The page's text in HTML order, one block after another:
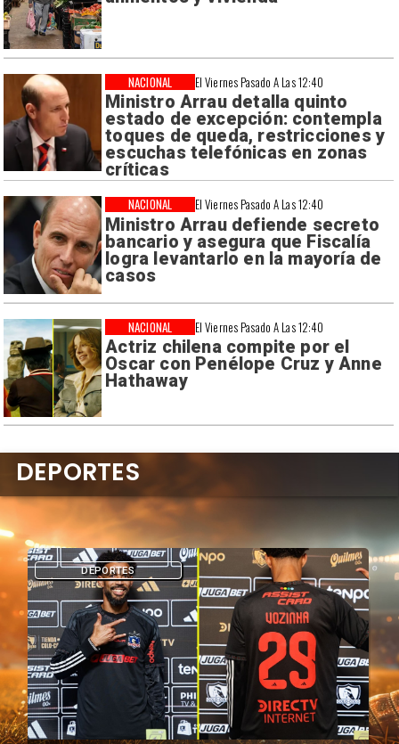
El Viernes Pasado A Las 12:40
Ministro Arrau detalla quinto
estado de excepción: contempla
toques de queda, restricciones y
escuchas telefónicas en zonas
críticas
NACIONAL
El Viernes Pasado A Las 12:40
Ministro Arrau defiende secreto
bancario y asegura que Fiscalía
logra levantarlo en la mayoría de
casos
NACIONAL
El Viernes Pasado A Las 12:40
Actriz chilena compite por el
Oscar con Penélope Cruz y Anne
Hathaway
NACIONAL
DEPORTES
DEPORTES